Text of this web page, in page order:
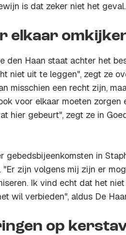
is dat zeker niet het geval.
elkaar
den Haan staat achter het
niet uit te leggen", zegt ze
misschien een recht zijn,
voor elkaar moeten zorgen
hier gebeurt", zegt ze in
gebedsbijeenkomsten in
"Er zijn volgens mij zijn er
Ik vind echt dat het niet
wil verbieden", aldus De
op